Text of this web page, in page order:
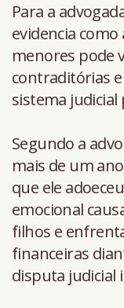
Para a
evidencia
menores pode
contraditórias
sistema
Segundo a
mais de um
que ele
emocional
filhos e
financeiras
disputa judicial